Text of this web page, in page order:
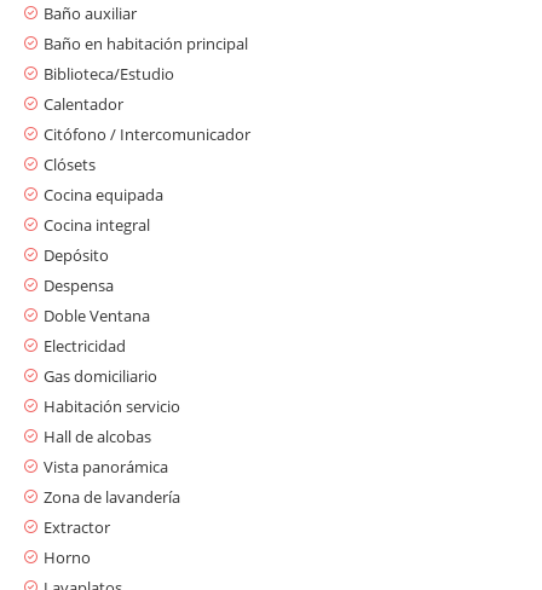
Baño auxiliar
Baño en habitación principal
Biblioteca/Estudio
Calentador
Citófono / Intercomunicador
Clósets
Cocina equipada
Cocina integral
Depósito
Despensa
Doble Ventana
Electricidad
Gas domiciliario
Habitación servicio
Hall de alcobas
Vista panorámica
Zona de lavandería
Extractor
Horno